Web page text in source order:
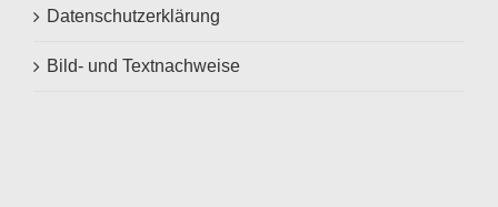
Datenschutzerklärung
Bild- und Textnachweise